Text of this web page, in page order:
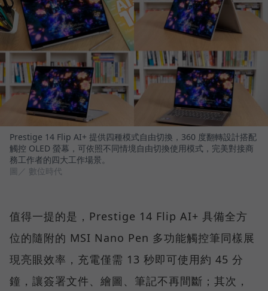
Prestige 14 Flip AI+ 提供四種模式自由切換，360 度翻轉設計搭配
觸控 OLED 螢幕，可依照不同情境自由切換使用模式，完美對接商
務工作者的四大工作場景。
圖／ 數位時代
值得一提的是，Prestige 14 Flip AI+ 具備全方
位的隨附的 MSI Nano Pen 多功能觸控筆同樣展
現亮眼效率，充電僅需 13 秒即可使用約 45 分
鐘，讓簽署文件、繪圖、筆記不再間斷；其次，